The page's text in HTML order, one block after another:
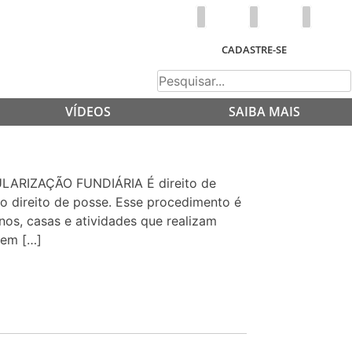
CADASTRE-SE
VÍDEOS SAIBA MAIS
FUNDIÁRIA É direito de
direito de posse. Esse procedimento é
casas e atividades que realizam
[…]